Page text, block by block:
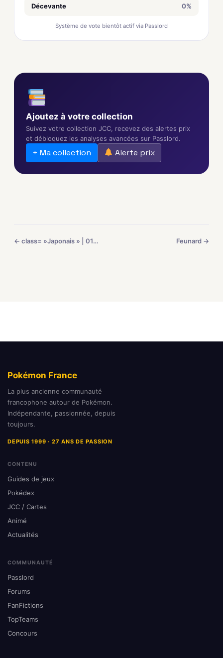
Décevante 0%
Système de vote bientôt actif via Passlord
Ajoutez à votre collection
Suivez votre collection JCC, recevez des alertes prix
et débloquez les analyses avancées sur Passlord.
+ Ma collection Alerte prix
← class= »Japonais » | 018/024 Feunard →
Pokémon France
La plus ancienne communauté
francophone autour de Pokémon.
Indépendante, passionnée, depuis
toujours.
DEPUIS 1999 · 27 ANS DE PASSION
CONTENU
Guides de jeux
Pokédex
JCC / Cartes
Animé
Actualités
COMMUNAUTÉ
Passlord
Forums
FanFictions
TopTeams
Concours